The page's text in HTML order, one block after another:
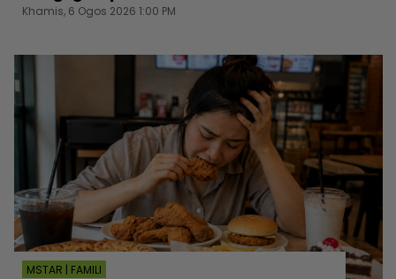
Khamis, 6 Ogos 2026 1:00 PM
MSTAR | FAMILI